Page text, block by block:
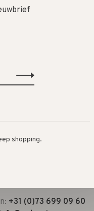
+31 (0)73 699 09 60
shopping.